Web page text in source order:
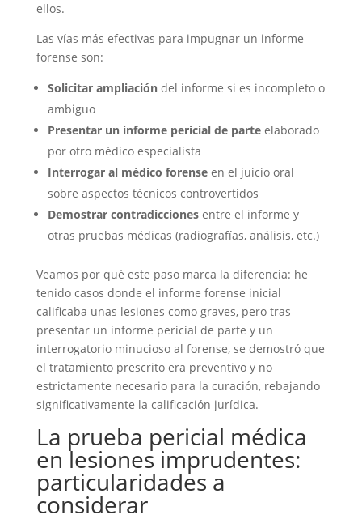
ellos.
Las vías más efectivas para impugnar un informe
forense son:
Solicitar ampliacióndel informe si es incompleto o
ambiguo
Presentar un informe pericial de parteelaborado
por otro médico especialista
Interrogar al médico forenseen el juicio oral
sobre aspectos técnicos controvertidos
Demostrar contradiccionesentre el informe y
otras pruebas médicas (radiografías, análisis, etc.)
Veamos por qué este paso marca la diferencia: he
tenido casos donde el informe forense inicial
calificaba unas lesiones como graves, pero tras
presentar un informe pericial de parte y un
interrogatorio minucioso al forense, se demostró que
el tratamiento prescrito era preventivo y no
estrictamente necesario para la curación, rebajando
significativamente la calificación jurídica.
La prueba pericial médica
en lesiones imprudentes:
particularidades a
considerar